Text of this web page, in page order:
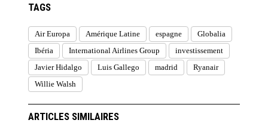
TAGS
Air Europa Amérique Latine espagne
Globalia
Ibéria
International Airlines Group
investissement
Javier Hidalgo
Luis Gallego madrid
Ryanair
Willie Walsh
ARTICLES SIMILAIRES